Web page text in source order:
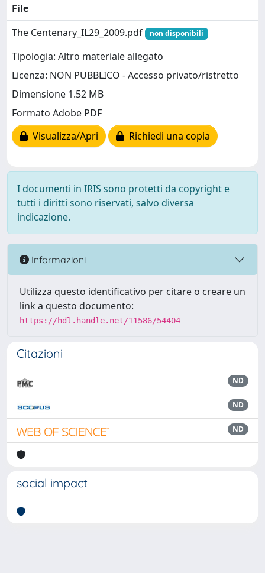
File
The Centenary_IL29_2009.pdf
non disponibili
Tipologia: Altro materiale allegato
Licenza: NON PUBBLICO - Accesso privato/ristretto
Dimensione 1.52 MB
Formato Adobe PDF
Visualizza/Apri
Richiedi una copia
I documenti in IRIS sono protetti da copyright e
tutti i diritti sono riservati, salvo diversa
indicazione.
Informazioni
Utilizza questo identificativo per citare o creare un
link a questo documento:
https://hdl.handle.net/11586/54404
Citazioni
ND
ND
ND
social impact